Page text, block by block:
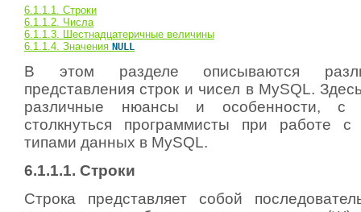
6.1.1.1. Cтроки
6.1.1.2. Числа
6.1.1.3. Шестнадцатеричные величины
6.1.1.4. Значения NULL
В этом разделе описываются
представления строк и чисел в MySQL.
различные нюансы и особенности, с
столкнуться программисты при работе
типами данных в MySQL.
6.1.1.1. Cтроки
Строка представляет собой